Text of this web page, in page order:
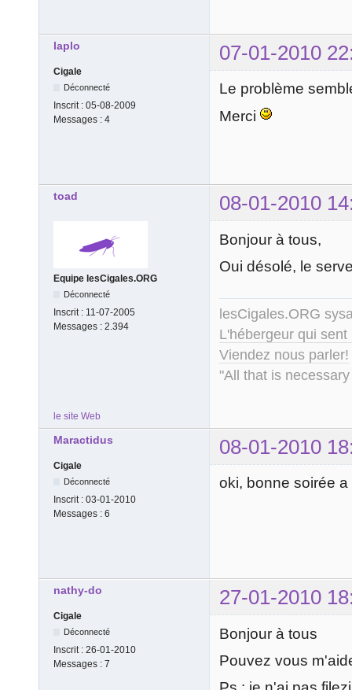
laplo 07-01-2010
Cigale
Déconnecté
Inscrit : 05-08-2009
Messages : 4
Le problème
Merci
toad 08-01-2010
Equipe lesCigales.ORG
Déconnecté
Inscrit : 11-07-2005
Messages : 2.394
Bonjour à tous,
Oui désolé, le
lesCigales.ORG
L'hébergeur qui
Viendez nous parler!
"All that is
le site Web
Maractidus 08-01-2010
Cigale
Déconnecté
Inscrit : 03-01-2010
Messages : 6
oki, bonne soirée
nathy-do 27-01-2010
Cigale
Déconnecté
Inscrit : 26-01-2010
Messages : 7
Bonjour à tous
Pouvez vous